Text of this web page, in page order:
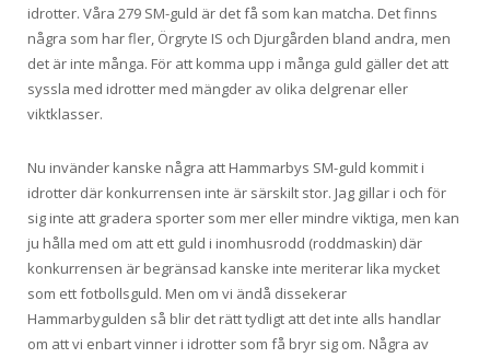
idrotter. Våra 279 SM-guld är det få som kan matcha. Det finns
några som har fler, Örgryte IS och Djurgården bland andra, men
det är inte många. För att komma upp i många guld gäller det att
syssla med idrotter med mängder av olika delgrenar eller
viktklasser.
Nu invänder kanske några att Hammarbys SM-guld kommit i
idrotter där konkurrensen inte är särskilt stor. Jag gillar i och för
sig inte att gradera sporter som mer eller mindre viktiga, men kan
ju hålla med om att ett guld i inomhusrodd (roddmaskin) där
konkurrensen är begränsad kanske inte meriterar lika mycket
som ett fotbollsguld. Men om vi ändå dissekerar
Hammarbygulden så blir det rätt tydligt att det inte alls handlar
om att vi enbart vinner i idrotter som få bryr sig om. Några av